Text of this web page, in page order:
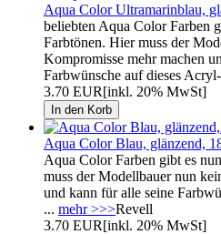
Aqua Color Ultramarinblau,
beliebten Aqua Color Farben
Farbtönen. Hier muss der
Kompromisse mehr machen
Farbwünsche auf dieses
3.70 EUR[inkl. 20% MwSt]
Aqua Color Blau, glänzend,
Aqua Color Farben gibt es
muss der Modellbauer nun
und kann für alle seine
... mehr >>>Revell
3.70 EUR[inkl. 20% MwSt]